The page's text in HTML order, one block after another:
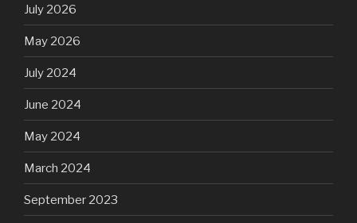
July 2026
May 2026
July 2024
June 2024
May 2024
March 2024
September 2023